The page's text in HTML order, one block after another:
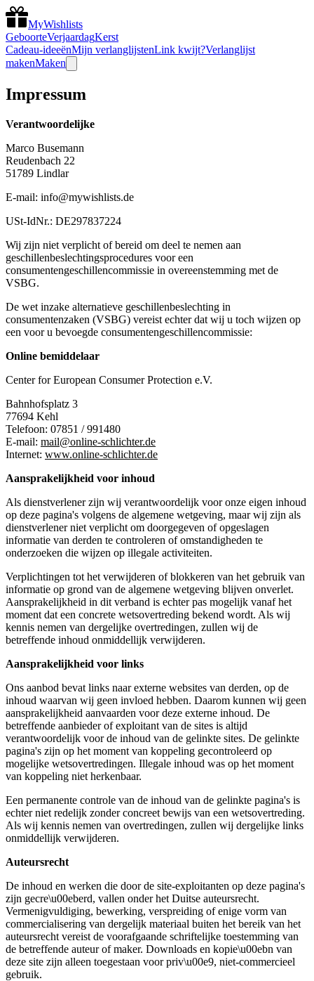
MyWishlists
GeboorteVerjaardagKerst
Cadeau-ideeënMijn verlanglijstenLink kwijt?Verlanglijst
makenMaken
Impressum
Verantwoordelijke
Marco Busemann
Reudenbach 22
51789 Lindlar
E-mail: info@mywishlists.de
USt-IdNr.: DE297837224
Wij zijn niet verplicht of bereid om deel te nemen aan
geschillenbeslechtingsprocedures voor een
consumentengeschillencommissie in overeenstemming met de
VSBG.
De wet inzake alternatieve geschillenbeslechting in
consumentenzaken (VSBG) vereist echter dat wij u toch wijzen op
een voor u bevoegde consumentengeschillencommissie:
Online bemiddelaar
Center for European Consumer Protection e.V.
Bahnhofsplatz 3
77694 Kehl
Telefoon: 07851 / 991480
E-mail: mail@online-schlichter.de
Internet: www.online-schlichter.de
Aansprakelijkheid voor inhoud
Als dienstverlener zijn wij verantwoordelijk voor onze eigen inhoud
op deze pagina's volgens de algemene wetgeving, maar wij zijn als
dienstverlener niet verplicht om doorgegeven of opgeslagen
informatie van derden te controleren of omstandigheden te
onderzoeken die wijzen op illegale activiteiten.
Verplichtingen tot het verwijderen of blokkeren van het gebruik van
informatie op grond van de algemene wetgeving blijven onverlet.
Aansprakelijkheid in dit verband is echter pas mogelijk vanaf het
moment dat een concrete wetsovertreding bekend wordt. Als wij
kennis nemen van dergelijke overtredingen, zullen wij de
betreffende inhoud onmiddellijk verwijderen.
Aansprakelijkheid voor links
Ons aanbod bevat links naar externe websites van derden, op de
inhoud waarvan wij geen invloed hebben. Daarom kunnen wij geen
aansprakelijkheid aanvaarden voor deze externe inhoud. De
betreffende aanbieder of exploitant van de sites is altijd
verantwoordelijk voor de inhoud van de gelinkte sites. De gelinkte
pagina's zijn op het moment van koppeling gecontroleerd op
mogelijke wetsovertredingen. Illegale inhoud was op het moment
van koppeling niet herkenbaar.
Een permanente controle van de inhoud van de gelinkte pagina's is
echter niet redelijk zonder concreet bewijs van een wetsovertreding.
Als wij kennis nemen van overtredingen, zullen wij dergelijke links
onmiddellijk verwijderen.
Auteursrecht
De inhoud en werken die door de site-exploitanten op deze pagina's
zijn gecre\u00eberd, vallen onder het Duitse auteursrecht.
Vermenigvuldiging, bewerking, verspreiding of enige vorm van
commercialisering van dergelijk materiaal buiten het bereik van het
auteursrecht vereist de voorafgaande schriftelijke toestemming van
de betreffende auteur of maker. Downloads en kopie\u00ebn van
deze site zijn alleen toegestaan voor priv\u00e9, niet-commercieel
gebruik.